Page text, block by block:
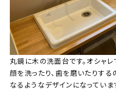
丸鏡に木の洗面台です。オシャ
顔を洗ったり、歯を磨いたりする
なるようなデザインになってい